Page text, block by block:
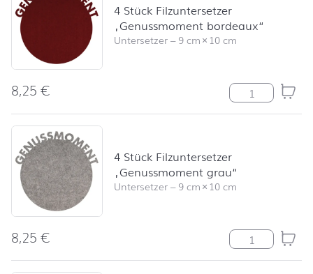
4 Stück Filzuntersetzer
„Genussmoment bordeaux“
Untersetzer–9 cm× 10 cm
8,25€ 4 Stück
4 Stück Filzuntersetzer
„Genussmoment grau“
Untersetzer–9 cm× 10 cm
8,25€ 4 Stück